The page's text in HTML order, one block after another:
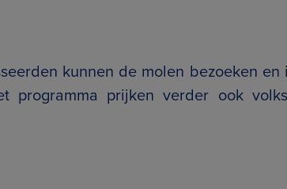
kunnen de molen bezoeken
prijken verder ook